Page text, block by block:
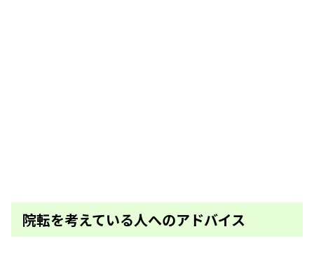
院転を考えている人へのアドバイス